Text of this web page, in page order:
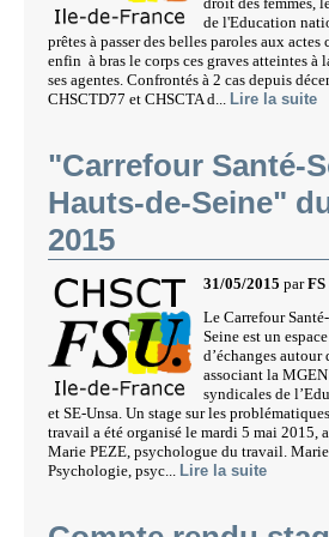
de l'Education
prêtes à passer des belles paroles aux actes
enfin à bras le corps ces graves atteintes à
ses agentes. Confrontés à 2 cas depuis
CHSCTD77 et CHSCTA d... Lire la suite
"Carrefour Santé-
Hauts-de-Seine"
2015
31/05/2015 par
Le Carrefour
Seine est un
d’échanges autour
associant la
syndicales de
et SE-Unsa. Un stage sur les
travail a été organisé le mardi 5 mai 2015,
Marie PEZE, psychologue du travail.
Psychologie, psyc... Lire la suite